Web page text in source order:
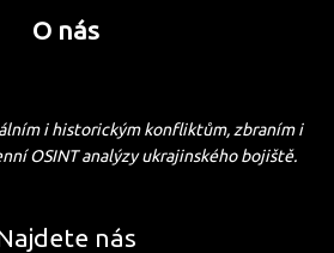
O nás
i historickým konfliktům, zbraním i
OSINT analýzy ukrajinského bojiště.
nás